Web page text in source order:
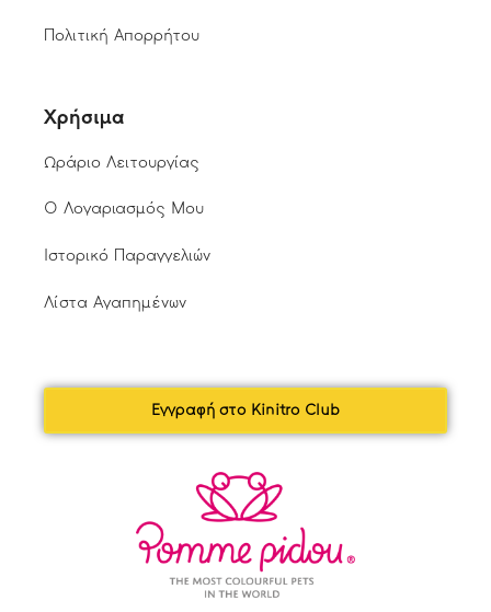
Πολιτική Απορρήτου
Χρήσιμα
Ωράριο Λειτουργίας
Ο Λογαριασμός Μου
Ιστορικό Παραγγελιών
Λίστα Αγαπημένων
Εγγραφή στο Kinitro Club